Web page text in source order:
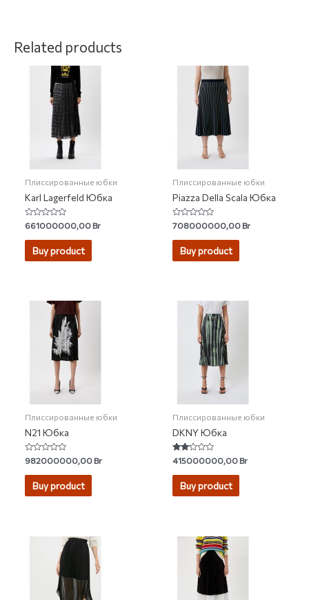
Related products
Плиссированные юбки
Karl Lagerfeld Юбка
Rated
0
out
661000000,00Br
Buy product
Плиссированные юбки
Piazza Della Scala Юбка
Rated
0
out
708000000,00Br
Buy product
Плиссированные юбки
N21 Юбка
Rated
0
out
982000000,00Br
Buy product
Плиссированные юбки
DKNY Юбка
Rated
2.00
out
of 5
415000000,00Br
Buy product